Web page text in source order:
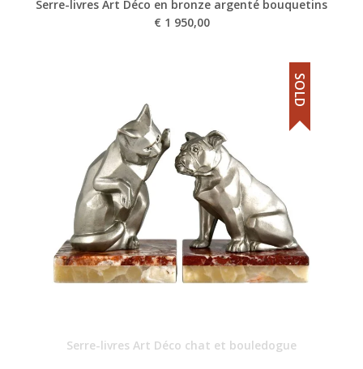
Serre-livres Art Déco en bronze argenté bouquetins
€ 1 950,00
Serre-livres Art Déco chat et bouledogue
SOLD